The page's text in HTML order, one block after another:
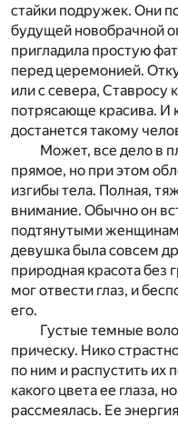
стайки подружек. Они
будущей новобрачной
пригладила простую
перед церемонией.
или с севера, Ставросу
потрясающе красива. И
достанется такому
Может, все дело в
прямое, но при этом
изгибы тела. Полная,
внимание. Обычно он
подтянутыми
девушка была совсем
природная красота без
мог отвести глаз, и
его.
Густые темные
прическу. Нико
по ним и распустить их
какого цвета ее глаза,
рассмеялась. Ее